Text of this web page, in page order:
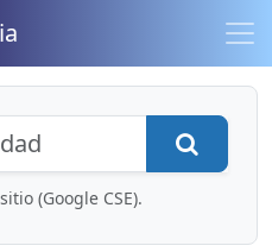
y contenidos
(Google CSE).